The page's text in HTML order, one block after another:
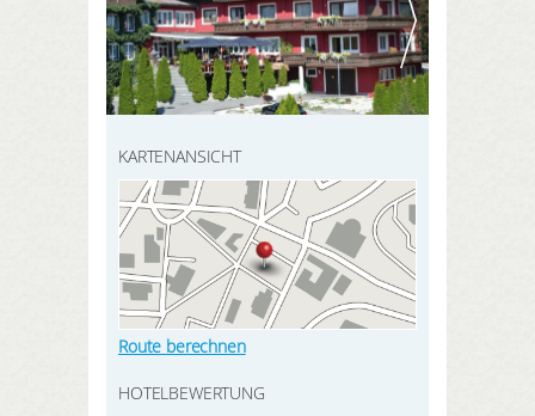
HIER REGISTRIEREN
Meine Buchungen
Meine Produkte
ANMELDEN
SUCHEN
KARTENANSICHT
Route berechnen
HOTELBEWERTUNG